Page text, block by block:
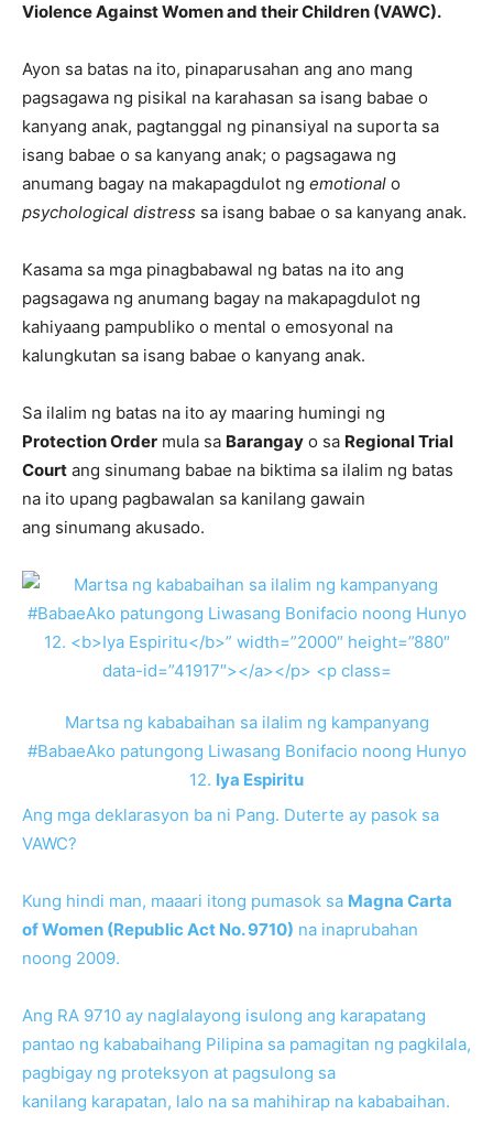
Violence Against Women and their Children (VAWC).
Ayon sa batas na ito, pinaparusahan ang ano mang
pagsagawa ng pisikal na karahasan sa isang babae o
kanyang anak, pagtanggal ng pinansiyal na suporta sa
isang babae o sa kanyang anak; o pagsagawa ng
anumang bagay na makapagdulot ng emotional o
psychological distress sa isang babae o sa kanyang anak.
Kasama sa mga pinagbabawal ng batas na ito ang
pagsagawa ng anumang bagay na makapagdulot ng
kahiyaang pampubliko o mental o emosyonal na
kalungkutan sa isang babae o kanyang anak.
Sa ilalim ng batas na ito ay maaring humingi ng
Protection Order mula sa Barangay o sa Regional Trial
Court ang sinumang babae na biktima sa ilalim ng batas
na ito upang pagbawalan sa kanilang gawain
ang sinumang akusado.
Martsa ng kababaihan sa ilalim ng kampanyang
#BabaeAko patungong Liwasang Bonifacio noong Hunyo
12. Iya Espiritu
Ang mga deklarasyon ba ni Pang. Duterte ay pasok sa
VAWC?
Kung hindi man, maaari itong pumasok sa Magna Carta
of Women (Republic Act No. 9710) na inaprubahan
noong 2009.
Ang RA 9710 ay naglalayong isulong ang karapatang
pantao ng kababaihang Pilipina sa pamagitan ng pagkilala,
pagbigay ng proteksyon at pagsulong sa
kanilang karapatan, lalo na sa mahihirap na kababaihan.